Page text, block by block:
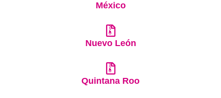
México
Nuevo León
Quintana Roo